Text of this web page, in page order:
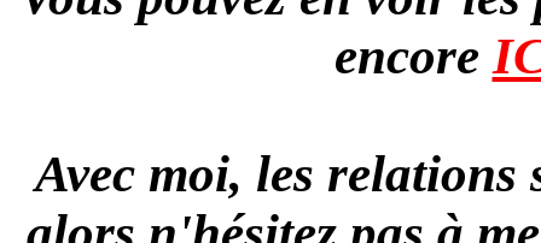
encore
Avec moi, les relations